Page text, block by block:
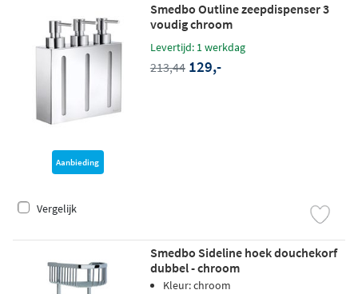
Aanbieding
Smedbo Outline zeepdispenser 3
voudig chroom
Levertijd: 1 werkdag
213,44 129,-
Vergelijk
Smedbo Sideline hoek douchekorf
dubbel - chroom
Kleur: chroom